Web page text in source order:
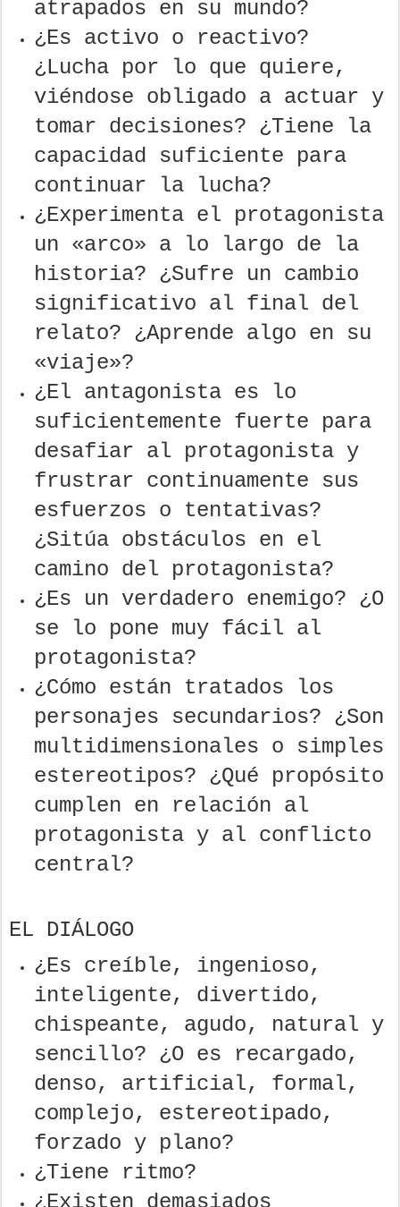
atrapados en su mundo?
¿Es activo o reactivo?
¿Lucha por lo que quiere,
viéndose obligado a actuar y
tomar decisiones? ¿Tiene la
capacidad suficiente para
continuar la lucha?
¿Experimenta el protagonista
un «arco» a lo largo de la
historia? ¿Sufre un cambio
significativo al final del
relato? ¿Aprende algo en su
«viaje»?
¿El antagonista es lo
suficientemente fuerte para
desafiar al protagonista y
frustrar continuamente sus
esfuerzos o tentativas?
¿Sitúa obstáculos en el
camino del protagonista?
¿Es un verdadero enemigo? ¿O
se lo pone muy fácil al
protagonista?
¿Cómo están tratados los
personajes secundarios? ¿Son
multidimensionales o simples
estereotipos? ¿Qué propósito
cumplen en relación al
protagonista y al conflicto
central?
EL DIÁLOGO
¿Es creíble, ingenioso,
inteligente, divertido,
chispeante, agudo, natural y
sencillo? ¿O es recargado,
denso, artificial, formal,
complejo, estereotipado,
forzado y plano?
¿Tiene ritmo?